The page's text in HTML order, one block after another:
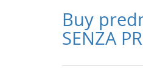
Buy
SENZA